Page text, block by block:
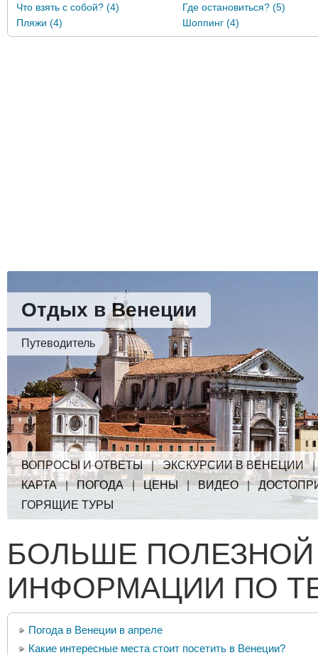
Что взять с собой? (4)
Где остановиться? (5)
Пляжи (4)
Шоппинг (4)
Отдых в Венеции
Путеводитель
ВОПРОСЫ И ОТВЕТЫ|ЭКСКУРСИИ В ВЕНЕЦИИ
КАРТА|ПОГОДА|ЦЕНЫ |ВИДЕО|
ГОРЯЩИЕ ТУРЫ
БОЛЬШЕ ПОЛЕЗНОЙ
ИНФОРМАЦИИ ПО
Погода в Венеции в апреле
Какие интересные места стоит посетить в Венеции?